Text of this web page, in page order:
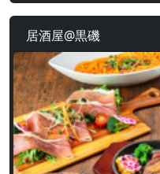
居酒屋@黒磯